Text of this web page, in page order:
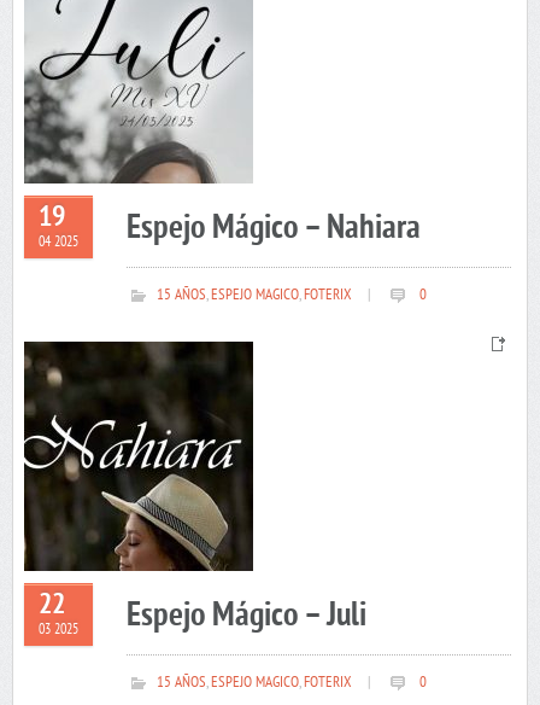
19
04 2025 Espejo Mágico – Nahiara
15 AÑOS,ESPEJO MAGICO,FOTERIX 0
22
03 2025 Espejo Mágico – Juli
15 AÑOS,ESPEJO MAGICO,FOTERIX 0